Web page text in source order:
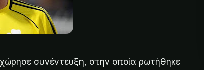
συνέντευξη, στην οποία ρωτήθηκε